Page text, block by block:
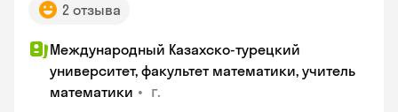
2 отзыва
Международный Казахско-турецкий
университет, факультет математики, учитель
математики • г.